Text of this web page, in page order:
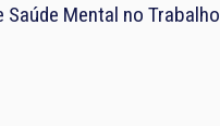
Saúde Mental no Trabalho